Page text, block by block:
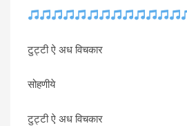
टुट्टी ऐ अध विचकार
सोहणीये
टुट्टी ऐ अध विचकार